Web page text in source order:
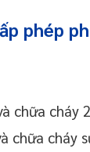
phép
chữa cháy
chữa cháy